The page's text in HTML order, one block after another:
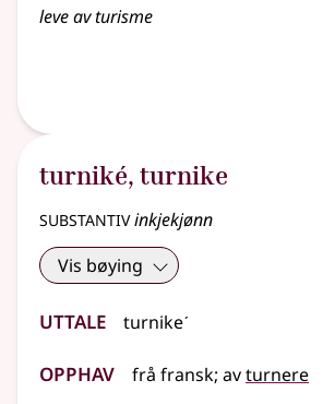
leve av turisme
turniké, turnike
substantivinkjekjønn
Vis bøying
Uttale turnikeˊ
Opphav frå fransk; avturnere